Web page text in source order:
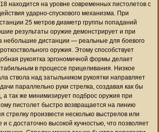
находится на уровне современных пистолетов с
ударно-спускового механизма. При
25 метров диаметр группы попаданий
результаты оружие демонстрирует и при
небольшие дистанции — реальные для боевого
оружия. Этому способствует
рукоятка эргономичной формы делает
в процессе прицеливания. Низкое
ствола над затыльником рукоятки направляет
параллельно руки стрелка, создавая как бы
а так же минимизирует подброс оружия при
пистолет быстро возвращается на линию
стрелку произвести несколько выстрелов или
с достаточно высокой кучностью, что позволяет